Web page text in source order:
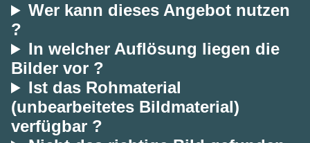
Wer kann dieses Angebot nutzen
?
In welcher Auflösung liegen die
Bilder vor ?
Ist das Rohmaterial
(unbearbeitetes Bildmaterial)
verfügbar ?